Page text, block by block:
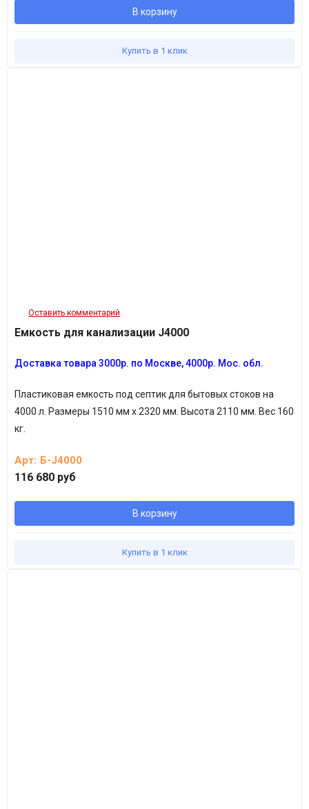
В корзину
Купить в 1 клик
Оставить комментарий
Емкость для канализации J4000
Доставка товара 3000р. по Москве, 4000р. Мос. обл.
Пластиковая емкость под септик для бытовых стоков на
4000 л. Размеры 1510 мм х 2320 мм. Высота 2110 мм. Вес 160
кг.
Арт: Б-J4000
116 680 руб
В корзину
Купить в 1 клик